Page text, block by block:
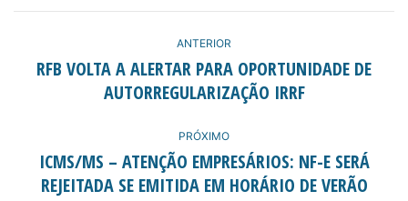
DE
ANTERIOR
Post
anterior:
RFB VOLTA A ALERTAR PARA OPORTUNIDADE DE
AUTORREGULARIZAÇÃO IRRF
PRÓXIMO
Próximo
post:
ICMS/MS – ATENÇÃO EMPRESÁRIOS: NF-E SERÁ
REJEITADA SE EMITIDA EM HORÁRIO DE VERÃO